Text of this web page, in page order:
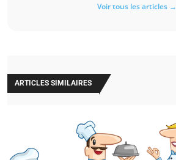
Voir tous les articles →
ARTICLES SIMILAIRES